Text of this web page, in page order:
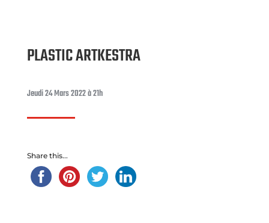
PLASTIC ARTKESTRA
Jeudi 24 Mars 2022 à 21h
Share this...